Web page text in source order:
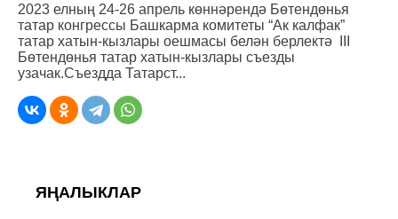
2023 елның 24-26 апрель көннәрендә Бөтендөнья
татар конгрессы Башкарма комитеты “Ак калфак”
татар хатын-кызлары оешмасы белән берлектә III
Бөтендөнья татар хатын-кызлары съезды
узачак.Съездда Татарст...
ЯҢАЛЫКЛАР